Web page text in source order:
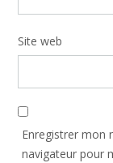
Site web
Enregistrer mon
navigateur pour